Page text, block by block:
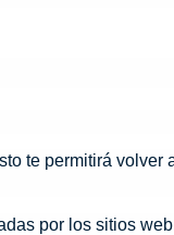
te permitirá volver
por los sitios